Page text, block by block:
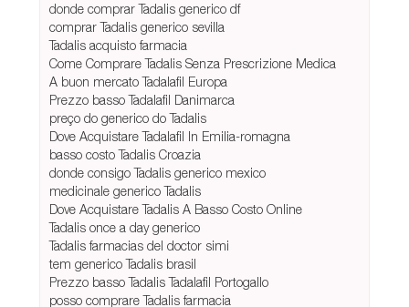
donde comprar Tadalis generico df
comprar Tadalis generico sevilla
Tadalis acquisto farmacia
Come Comprare Tadalis Senza Prescrizione Medica
A buon mercato Tadalafil Europa
Prezzo basso Tadalafil Danimarca
preço do generico do Tadalis
Dove Acquistare Tadalafil In Emilia-romagna
basso costo Tadalis Croazia
donde consigo Tadalis generico mexico
medicinale generico Tadalis
Dove Acquistare Tadalis A Basso Costo Online
Tadalis once a day generico
Tadalis farmacias del doctor simi
tem generico Tadalis brasil
Prezzo basso Tadalis Tadalafil Portogallo
posso comprare Tadalis farmacia